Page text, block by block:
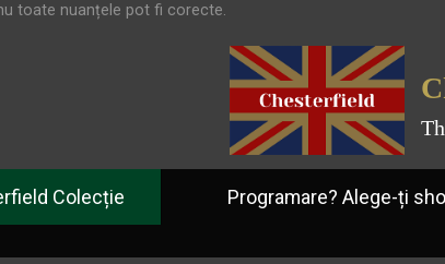
toate nuanțele pot fi corecte.
Colecție Programare? Alege-ți